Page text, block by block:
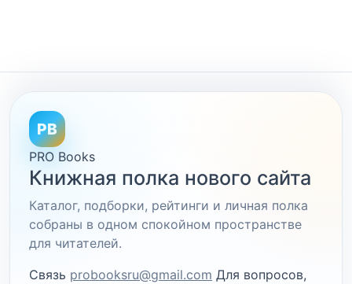
PB
PRO Books
Книжная полка нового сайта
Каталог, подборки, рейтинги и личная полка
собраны в одном спокойном пространстве
для читателей.
Связь probooksru@gmail.com Для вопросов,